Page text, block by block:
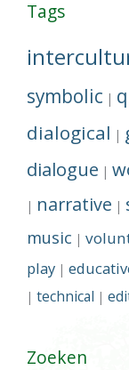
Tags
symbolic |
dialogical |
dialogue |
| narrative |
music |
play |
| technical |
Zoeken